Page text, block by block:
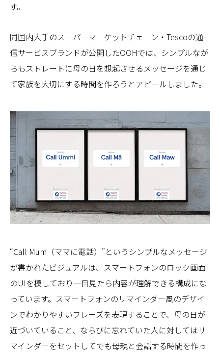
す。
同国内大手のスーパーマーケットチェーン・Tescoの通
信サービスブランドが公開したOOHでは、シンプルなが
らもストレートに母の日を想起させるメッセージを通じ
て家族を大切にする時間を作ろうとアピールしました。
“Call Mum（ママに電話）”というシンプルなメッセージ
が書かれたビジュアルは、スマートフォンのロック画面
のUIを模しており一目見たら内容が理解できる構成にな
っています。スマートフォンのリマインダー風のデザイ
ンでわかりやすいフレーズを表現することで、母の日が
近づいていること、ならびに忘れていた人に対してはリ
マインダーをセットしてでも母親と会話する時間を作っ